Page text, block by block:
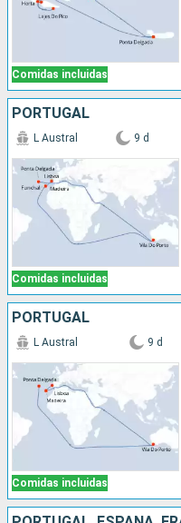
Comidas incluidas
PORTUGAL
Comidas incluidas
L Austral 9 d
PORTUGAL
Comidas incluidas
L Austral 9 d